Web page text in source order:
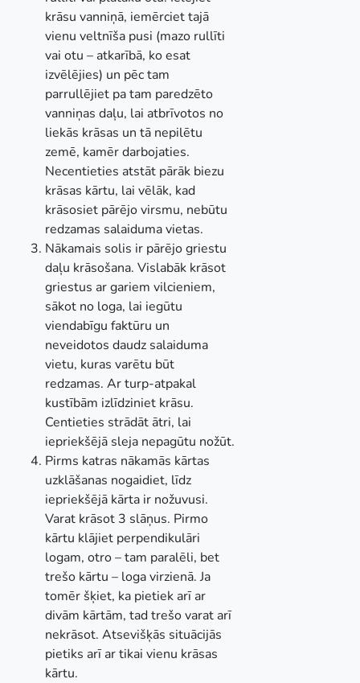
krāsu vanniņā, iemērciet tajā
vienu veltnīša pusi (mazo rullīti
vai otu – atkarībā, ko esat
izvēlējies) un pēc tam
parrullējiet pa tam paredzēto
vanniņas daļu, lai atbrīvotos no
liekās krāsas un tā nepilētu
zemē, kamēr darbojaties.
Necentieties atstāt pārāk biezu
krāsas kārtu, lai vēlāk, kad
krāsosiet pārējo virsmu, nebūtu
redzamas salaiduma vietas.
Nākamais solis ir pārējo griestu
daļu krāsošana. Vislabāk krāsot
griestus ar gariem vilcieniem,
sākot no loga, lai iegūtu
viendabīgu faktūru un
neveidotos daudz salaiduma
vietu, kuras varētu būt
redzamas. Ar turp-atpakal
kustībām izlīdziniet krāsu.
Centieties strādāt ātri, lai
iepriekšējā sleja nepagūtu nožūt.
Pirms katras nākamās kārtas
uzklāšanas nogaidiet, līdz
iepriekšējā kārta ir nožuvusi.
Varat krāsot 3 slāņus. Pirmo
kārtu klājiet perpendikulāri
logam, otro – tam paralēli, bet
trešo kārtu – loga virzienā. Ja
tomēr šķiet, ka pietiek arī ar
divām kārtām, tad trešo varat arī
nekrāsot. Atsevišķās situācijās
pietiks arī ar tikai vienu krāsas
kārtu.